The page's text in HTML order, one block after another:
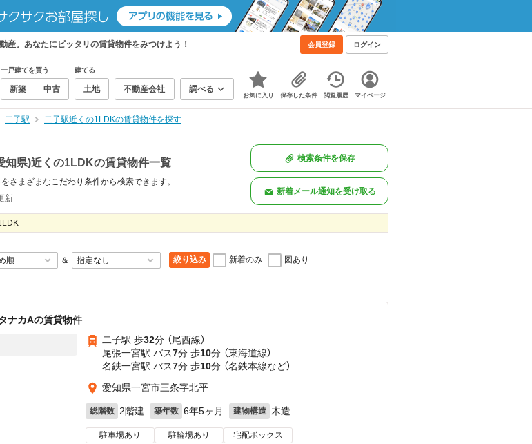
。あなたにピッタリの賃貸物件をみつけよう！ 会員登録 ログイン
一戸建てを買う
新築 中古
建てる
土地 不動産会社 調べる
お気に入り 保存した条件 閲覧履歴 マイページ
二子駅 二子駅近くの1LDKの賃貸物件を探す
知県)近くの1LDKの賃貸物件一覧
さまざまなこだわり条件から検索できます。
新
検索条件を保存
新着メール通知を受け取る
＆ 絞り込み 新着のみ 図あり
ナカAの賃貸物件
二子駅 歩32分 （尾西線）
尾張一宮駅 バス7分 歩10分 （東海道線）
名鉄一宮駅 バス7分 歩10分 （名鉄本線など）
愛知県一宮市三条字北平
総階数 2階建 築年数 6年5ヶ月 建物構造 木造
駐車場あり 駐輪場あり 宅配ボックス